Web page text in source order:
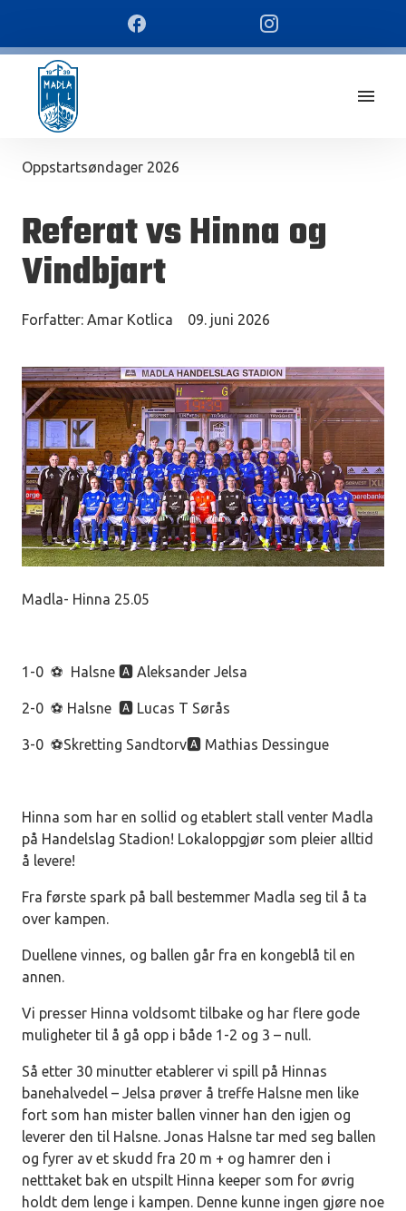
Oppstartsøndager 2026
Referat vs Hinna og
Vindbjart
Forfatter: Amar Kotlica 09. juni 2026
Madla- Hinna 25.05
1-0 ⚽ Halsne 🅰️ Aleksander Jelsa
2-0 ⚽ Halsne 🅰️ Lucas T Sørås
3-0 ⚽Skretting Sandtorv🅰️ Mathias Dessingue
Hinna som har en sollid og etablert stall venter Madla
på Handelslag Stadion! Lokaloppgjør som pleier alltid
å levere!
Fra første spark på ball bestemmer Madla seg til å ta
over kampen.
Duellene vinnes, og ballen går fra en kongeblå til en
annen.
Vi presser Hinna voldsomt tilbake og har flere gode
muligheter til å gå opp i både 1-2 og 3 – null.
Så etter 30 minutter etablerer vi spill på Hinnas
banehalvedel – Jelsa prøver å treffe Halsne men like
fort som han mister ballen vinner han den igjen og
leverer den til Halsne. Jonas Halsne tar med seg ballen
og fyrer av et skudd fra 20 m + og hamrer den i
netttaket bak en utspilt Hinna keeper som for øvrig
holdt dem lenge i kampen. Denne kunne ingen gjøre noe